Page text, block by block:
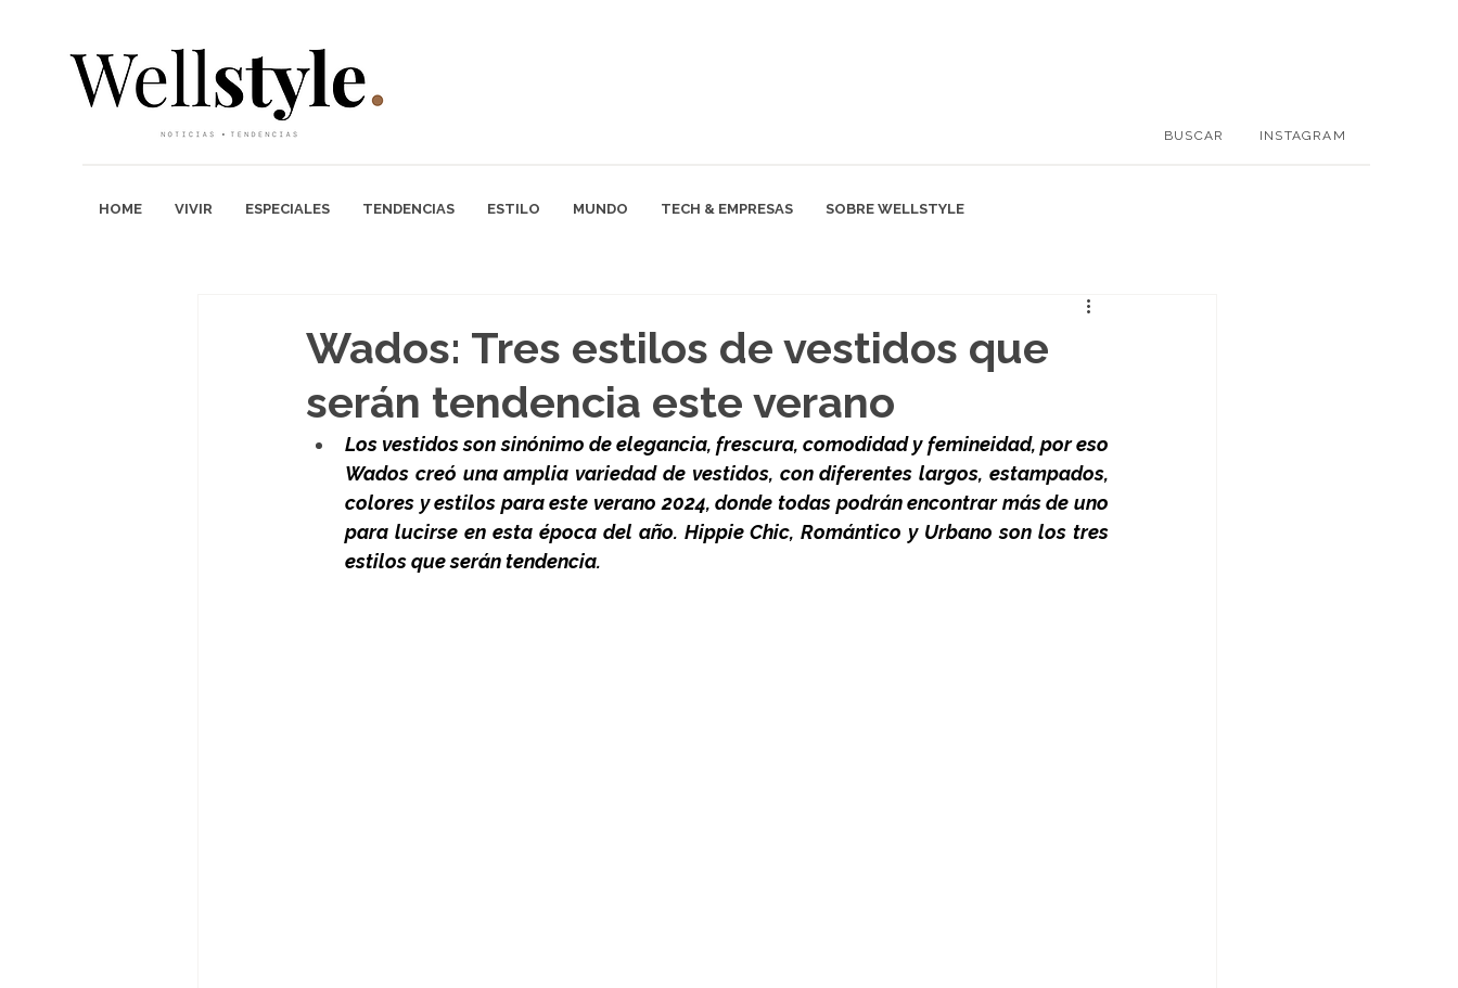
BUSCAR INSTAGRAM
HOME VIVIR ESPECIALES TENDENCIAS ESTILO MUNDO TECH & EMPRESAS SOBRE WELLSTYLE
Wados: Tres estilos de vestidos que
serán tendencia este verano
Los vestidos son sinónimo de elegancia, frescura, comodidad y femineidad, por eso
Wados creó una amplia variedad de vestidos, con diferentes largos, estampados,
colores y estilos para este verano 2024, donde todas podrán encontrar más de uno
para lucirse en esta época del año. Hippie Chic, Romántico y Urbano son los tres
estilos que serán tendencia.